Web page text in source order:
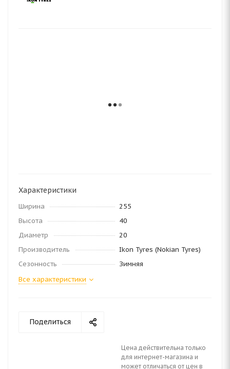
Характеристики
Ширина
255
Высота
40
Диаметр
20
Производитель
Ikon Tyres (Nokian Tyres)
Сезонность
Зимняя
Все характеристики
Поделиться
Цена действительна только
для интернет-магазина и
может отличаться от цен в